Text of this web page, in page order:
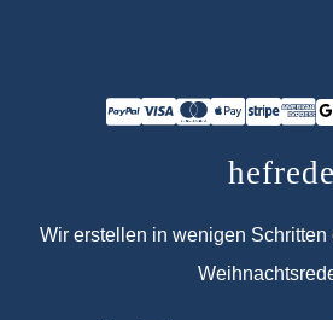
Chefrede
Wir erstellen in wenigen